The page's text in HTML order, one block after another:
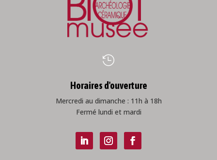

Horaires d'ouverture
Mercredi au dimanche : 11h à 18h
Fermé lundi et mardi